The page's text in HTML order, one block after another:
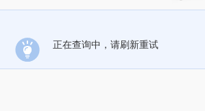
正在查询中，请刷新重试